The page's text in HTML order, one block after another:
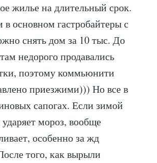
жилье на длительный срок.
основном гастробайтеры с
снять дом за 10 тыс. До
недорого продавались
поэтому коммьюнити
приезжими))) Но все в
сапогах. Если зимой
мороз, вообще
особенно за жд
того, как вырыли